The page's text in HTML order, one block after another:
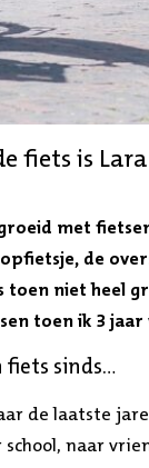
fiets is Lara
met
de
toen niet heel
toen ik 3 jaar
fiets sinds…
de laatste
naar